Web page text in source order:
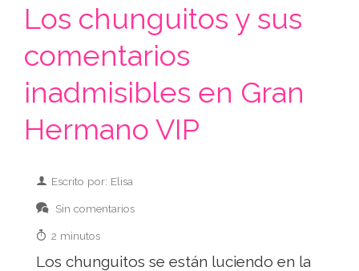
Los chunguitos y sus
comentarios
inadmisibles en Gran
Hermano VIP
Escrito por: Elisa
Sin comentarios
2 minutos
Los chunguitos se están luciendo en la